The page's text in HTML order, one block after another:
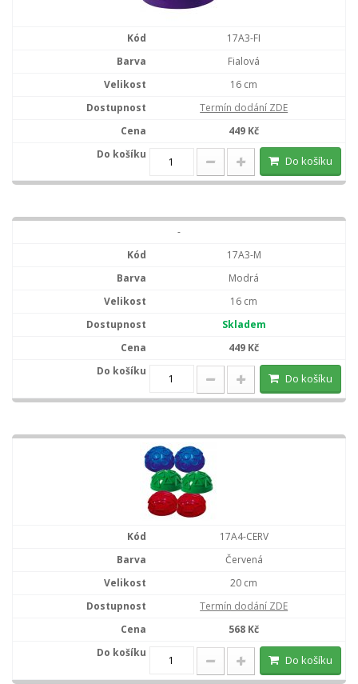
17A3-FI
Fialová
16 cm
Termín dodání ZDE
449 Kč
Do košíku
-
17A3-M
Modrá
16 cm
Skladem
449 Kč
Do košíku
17A4-CERV
Červená
20 cm
Termín dodání ZDE
568 Kč
Do košíku